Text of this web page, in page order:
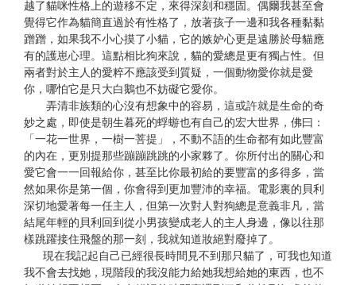
越了貓咪性格上的遊移不定，來得深刻和穩固。偶爾我甚至會
覺得它作為貓簡直過於有性格了，放著孩子一邊和我各種黏黏
蹭蹭，如果我不小心摸了小貓，它的嫉妒心更是遠勝於母貓應
有的護崽心理。這點相比狗來說，貓的愛總是更有獨占性。但
兩者對於主人的愛粹不應該受到質疑，一個動物愛你就是愛
你，哪怕它是只大白鵝也不妨礙它愛你。
弄清非族類的心沒有想象中的容易，這或許就是生命的奇
妙之處，即使是朝生暮死的蜉蝣也有自己的宏大世界，佛曰：
「一花一世界，一樹一菩提」，不動不語的生命都有如此豐富
的內在，更別提那些蹦蹦跳跳的小家夥了。你所付出的關心和
愛它會一一回報給你，甚至比你最初給的要豐富的多得多，當
然如果你是第一個，你會得到更加豐沛的幸福。電影裏的貝利
深切地愛著每一任主人，但第一次對人對狗總是意義非凡，當
結尾年輕的貝利回到從小男孩變成老人的主人身邊，像以往那
樣跳躍接住飛盤的那一刻，我就知道妝絕對廢掉了。
現在我記起自己已經很長時間見不到那只貓了，可我也知道
我不會去找她，現階段的我沒能力給她我想給她的東西，也不